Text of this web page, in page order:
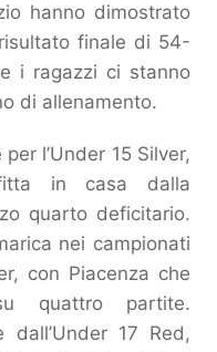
hanno dimostrato
finale di 54-
i ragazzi ci stanno
di allenamento.
l’Under 15 Silver,
in casa dalla
quarto deficitario.
nei campionati
con Piacenza che
quattro partite.
dall’Under 17 Red,